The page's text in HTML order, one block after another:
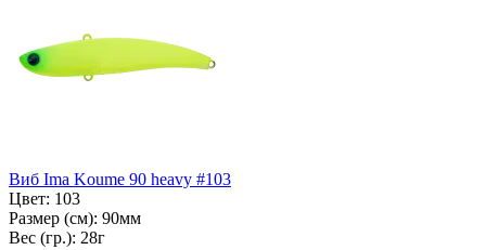
Виб Ima Koume 90 heavy #103
Цвет: 103
Размер (см): 90мм
Вес (гр.): 28г